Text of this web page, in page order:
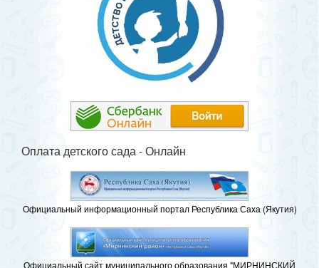
Оплата детского сада - Онлайн
Официальный информационный портал Республика Саха (Якутия)
Официальный сайт муниципального образования "МИРНИНСКИЙ